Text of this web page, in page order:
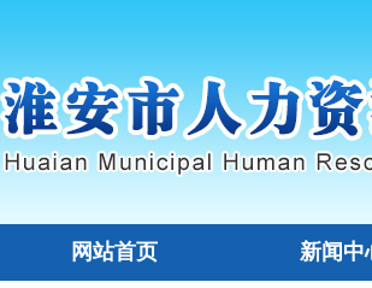
网站首页 新闻中